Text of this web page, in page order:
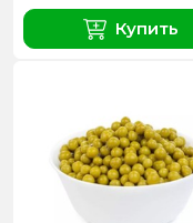
Купить